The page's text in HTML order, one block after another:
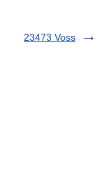
23473 Voss